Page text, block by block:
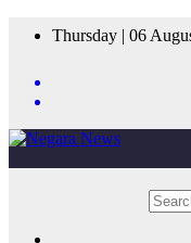
Thursday | 06